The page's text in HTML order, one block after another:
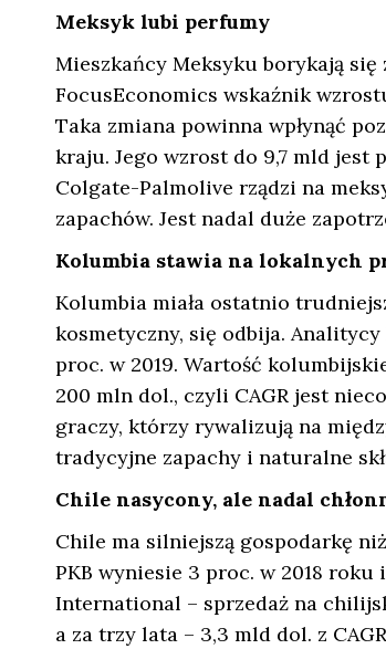
Meksyk lubi perfumy
Mieszkańcy Meksyku borykają
FocusEconomics wskaźnik
Taka zmiana powinna wpłynąć
kraju. Jego wzrost do 9,7 mld jest
Colgate-Palmolive rządzi na
zapachów. Jest nadal duże
Kolumbia stawia na lokalnych
Kolumbia miała ostatnio
kosmetyczny, się odbija.
proc. w 2019. Wartość
200 mln dol., czyli CAGR jest
graczy, którzy rywalizują na
tradycyjne zapachy i naturalne
Chile nasycony, ale nadal
Chile ma silniejszą gospodarkę
PKB wyniesie 3 proc. w 2018
International – sprzedaż na
a za trzy lata – 3,3 mld dol. z